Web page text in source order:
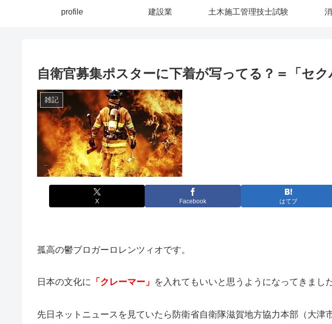
profile 建設業 土木施工管理技士試験
自衛官募集ポスターに下着が写ってる？＝「セ
雑記
X Facebook はてブ
孤高の鬱ブロガーロレンツィオです。
日本の文化に 「クレーマー」 を入れてもいいと思うようになってきました
先日ネットニュースを見ていたら防衛省自衛隊滋賀地方協力本部（大